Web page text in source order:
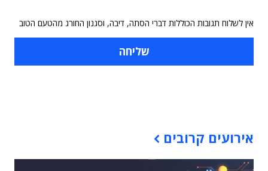
אין לשלוח תגובות הכוללות דברי הסתה, דיבה, וסגנון החורג מהטעם הטוב
אירועים קרובים